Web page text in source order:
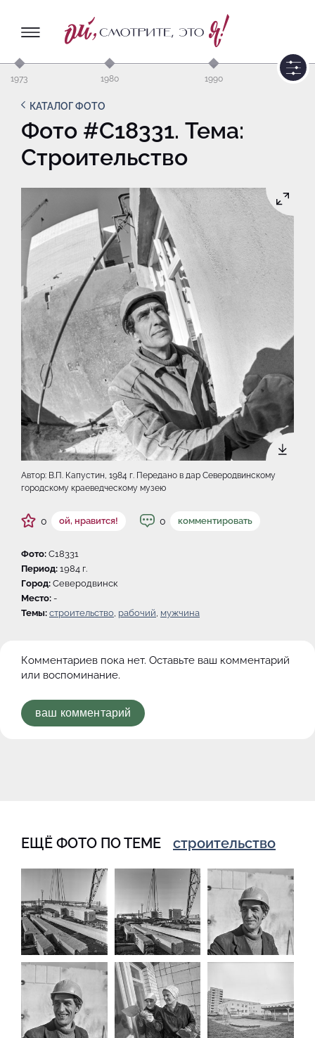
1973 1980 1990
КАТАЛОГ ФОТО
Фото #C18331. Тема:
Строительство
Автор: В.П. Капустин, 1984 г. Передано в дар Северодвинскому
городскому краеведческому музею
0 ой, нравится! 0 комментировать
Фото: C18331
Период: 1984 г.
Город: Северодвинск
Место: -
Темы: строительство, рабочий, мужчина
Комментариев пока нет. Оставьте ваш комментарий
или воспоминание.
ваш комментарий
ЕЩЁ ФОТО ПО ТЕМЕ строительство